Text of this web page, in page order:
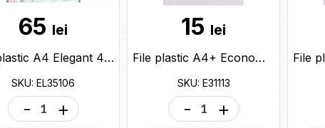
65 lei
File plastic A4 Elegant 40mk (100buc) EL35106
SKU: EL35106
- +
15 lei
File plastic A4+ Economix 40mk (20buc) E31113
SKU: E31113
- +